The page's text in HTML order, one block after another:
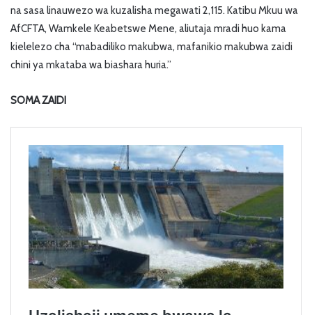
na sasa linauwezo wa kuzalisha megawati 2,115. Katibu Mkuu wa
AfCFTA, Wamkele Keabetswe Mene, aliutaja mradi huo kama
kielelezo cha “mabadiliko makubwa, mafanikio makubwa zaidi
chini ya mkataba wa biashara huria.”
SOMA ZAIDI